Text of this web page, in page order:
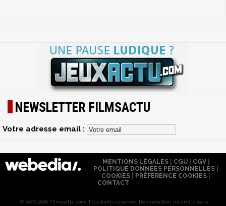
NEWSLETTER FILMSACTU
Votre adresse email :
MENTIONS LÉGALES| CGU| CGV|
POLITIQUE DONNÉES PERSONNELLES
COOKIES
PRÉFÉRENCE COOKIES
CONTACT
© 2007-2026 Filmsactu .com. Tous droits réservés. Reproduction interdite sans